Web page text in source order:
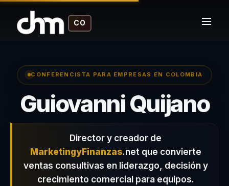
CO
CONFERENCISTA PARA EMPRESAS EN COLOMBIA
Guiovanni Quijano–
Director y creador de
MarketingyFinanzas.net que convierte
ventas consultivas en liderazgo, decisión y
crecimiento comercial para equipos.